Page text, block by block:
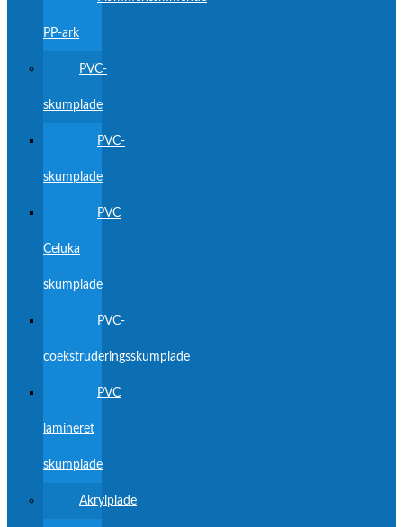
PP-ark
PVC-
skumplade
PVC-
skumplade
PVC
Celuka
skumplade
PVC-
coekstruderingsskumplade
PVC
lamineret
skumplade
Akrylplade